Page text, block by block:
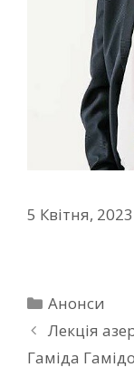
5 Квітня, 2023
Анонси
Лекція
Гаміда